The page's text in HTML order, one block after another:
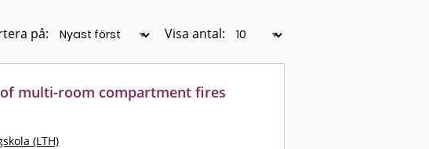
på: Visa antal:
multi-room compartment fires
(LTH)